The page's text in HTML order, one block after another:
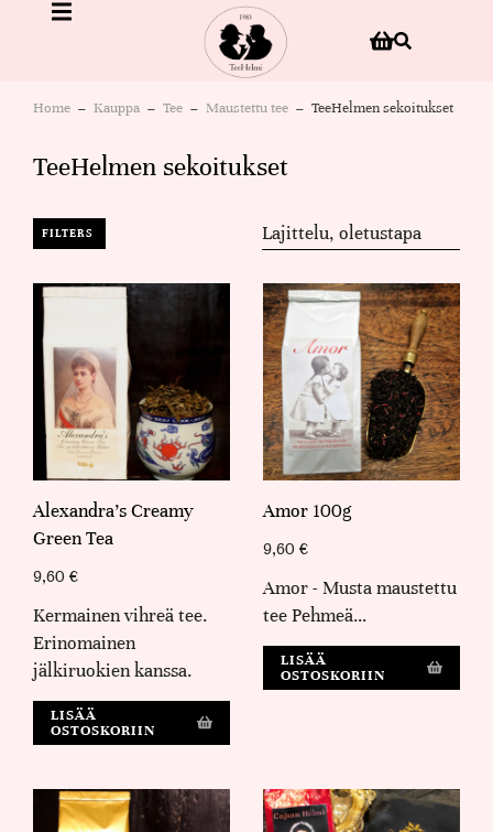
You are here:
Home Kauppa Tee Maustettu tee TeeHelmen sekoitukset
TeeHelmen sekoitukset
FILTERS
Alexandra's Creamy
Green Tea
9,60 €
Kermainen vihreä tee.
Erinomainen
jälkiruokien kanssa.
LISÄÄ
OSTOSKORIIN
Amor 100g
9,60 €
Amor - Musta maustettu
tee Pehmeä…
LISÄÄ
OSTOSKORIIN